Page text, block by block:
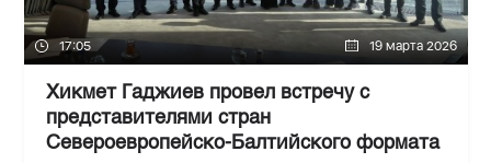
17:05 19 марта 2026
Хикмет Гаджиев провел встречу с
представителями стран
Североевропейско-Балтийского формата